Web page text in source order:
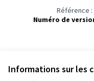
Informations sur les
Référence :
Numéro de